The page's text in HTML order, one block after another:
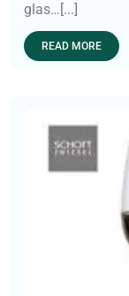
glas…[...]
READ MORE